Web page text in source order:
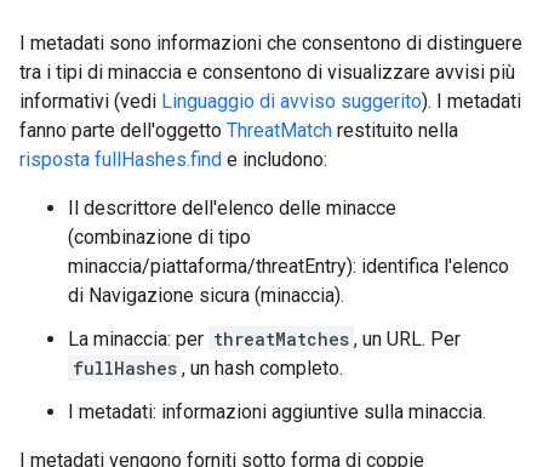
I metadati sono informazioni che consentono di distinguere
tra i tipi di minaccia e consentono di visualizzare avvisi più
informativi (vedi Linguaggio di avviso suggerito). I metadati
fanno parte dell'oggetto ThreatMatch restituito nella
risposta fullHashes.find e includono:
Il descrittore dell'elenco delle minacce
(combinazione di tipo
minaccia/piattaforma/threatEntry): identifica l'elenco
di Navigazione sicura (minaccia).
La minaccia: per threatMatches , un URL. Per
fullHashes , un hash completo.
I metadati: informazioni aggiuntive sulla minaccia.
I metadati vengono forniti sotto forma di coppie